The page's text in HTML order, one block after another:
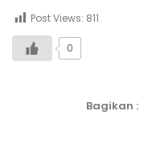
Post Views: 811
0
Bagikan :